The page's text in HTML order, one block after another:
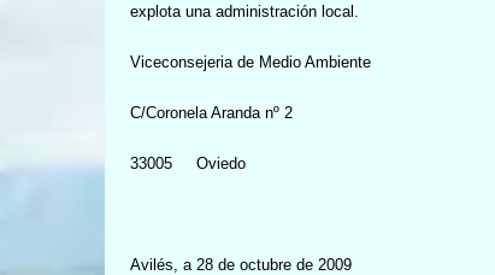
explota una administración local.
Viceconsejeria de Medio Ambiente
C/Coronela Aranda nº 2
33005 Oviedo
Avilés, a 28 de octubre de 2009